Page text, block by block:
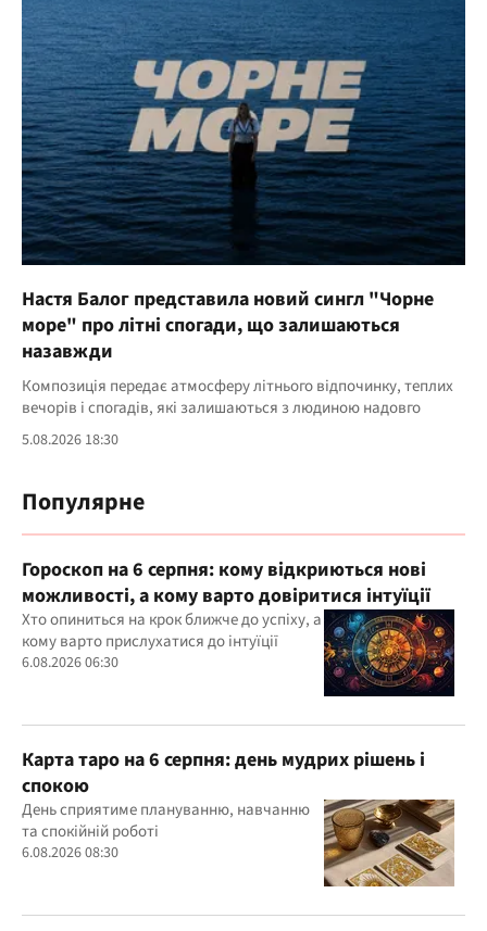
Настя Балог представила новий сингл "Чорне
море" про літні спогади, що залишаються
назавжди
Композиція передає атмосферу літнього відпочинку, теплих
вечорів і спогадів, які залишаються з людиною надовго
5.08.2026 18:30
Популярне
Гороскоп на 6 серпня: кому відкриються нові
можливості, а кому варто довіритися інтуїції
Хто опиниться на крок ближче до успіху, а
кому варто прислухатися до інтуїції
6.08.2026 06:30
Карта таро на 6 серпня: день мудрих рішень і
спокою
День сприятиме плануванню, навчанню
та спокійній роботі
6.08.2026 08:30